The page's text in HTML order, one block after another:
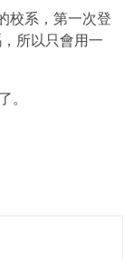
校系，第一次登
所以只會用一
。